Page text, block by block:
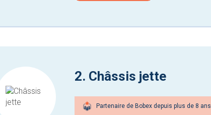
2. Châssis jette
Partenaire de Bobex depuis plus de 8 ans